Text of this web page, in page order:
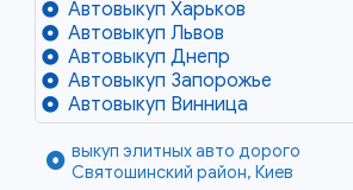
Автовыкуп Харьков
Автовыкуп Львов
Автовыкуп Днепр
Автовыкуп Запорожье
Автовыкуп Винница
выкуп элитных авто дорого
Святошинский район, Киев